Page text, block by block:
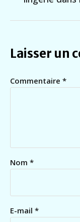
Laisser un
Commentaire *
Nom *
E-mail *